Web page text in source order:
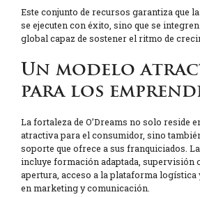
Este conjunto de recursos garantiza que
se ejecuten con éxito, sino que se
global capaz de sostener el ritmo de
Un modelo
para los
La fortaleza de O’Dreams no solo reside
atractiva para el consumidor, sino
soporte que ofrece a sus franquiciados.
incluye formación adaptada, supervisión
apertura, acceso a la plataforma logística
en marketing y comunicación.